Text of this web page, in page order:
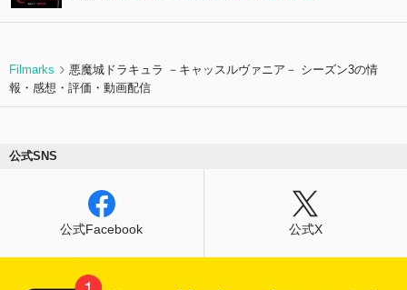
Filmarks
悪魔城ドラキュラ －キャッスルヴァニア－ シーズン3の情
報・感想・評価・動画配信
公式SNS
公式Facebook 公式X